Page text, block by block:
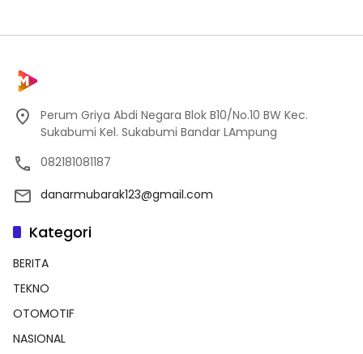
Perum Griya Abdi Negara Blok B10/No.10 BW Kec.
Sukabumi Kel. Sukabumi Bandar LAmpung
082181081187
danarmubarak123@gmail.com
Kategori
BERITA
TEKNO
OTOMOTIF
NASIONAL